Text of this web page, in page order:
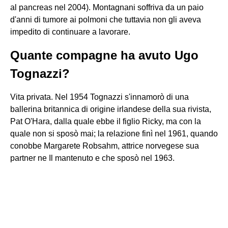
al pancreas nel 2004). Montagnani soffriva da un paio
d'anni di tumore ai polmoni che tuttavia non gli aveva
impedito di continuare a lavorare.
Quante compagne ha avuto Ugo
Tognazzi?
Vita privata. Nel 1954 Tognazzi s'innamorò di una
ballerina britannica di origine irlandese della sua rivista,
Pat O'Hara, dalla quale ebbe il figlio Ricky, ma con la
quale non si sposò mai; la relazione finì nel 1961, quando
conobbe Margarete Robsahm, attrice norvegese sua
partner ne Il mantenuto e che sposò nel 1963.